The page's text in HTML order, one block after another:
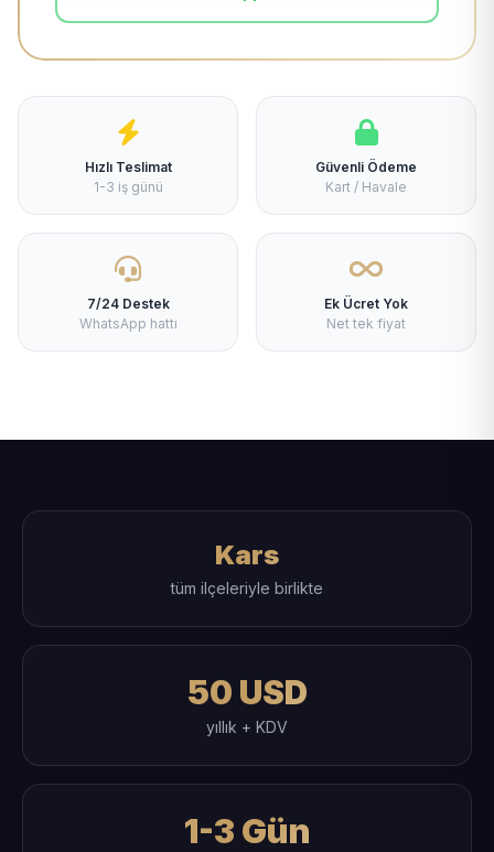
Hızlı Teslimat
1-3 iş günü
Güvenli Ödeme
Kart / Havale
7/24 Destek
WhatsApp hattı
Ek Ücret Yok
Net tek fiyat
Kars
tüm ilçeleriyle birlikte
50 USD
yıllık + KDV
1-3 Gün